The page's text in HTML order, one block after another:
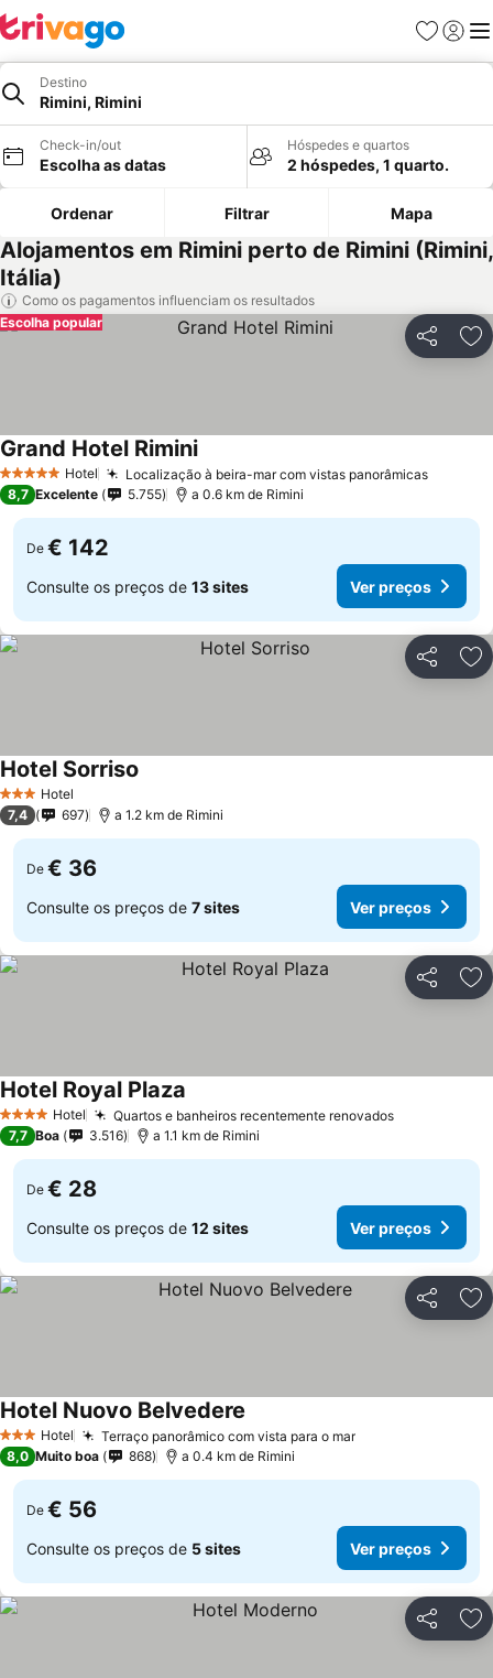
Favoritos
Iniciar
Destino
Rimini, Rimini
Check-in/out
Escolha as datas
Hóspedes e quartos
2 hóspedes, 1 quarto.
Ordenar Filtrar Mapa
Alojamentos em Rimini perto de Rimini (Rimini,
Itália)
Como os pagamentos influenciam os resultados
Partilhar
Escolha popular
5 Estrelas Hotel Localização à beira-mar com vistas panorâmicas
Grand Hotel Rimini
8,7 Excelente 5.755 a 0.6 km de Rimini
De € 142
Consulte os preços de 13 sites Ver preços
Partilhar
3 EstrelasHotel
Hotel Sorriso
7,4 697 a 1.2 km de Rimini
De € 36
Consulte os preços de 7 sites Ver preços
Partilhar
4 EstrelasHotel Quartos e banheiros recentemente renovados
Hotel Royal Plaza
7,7 Boa 3.516 a 1.1 km de Rimini
De € 28
Consulte os preços de 12 sites Ver preços
Partilhar
3 EstrelasHotel Terraço panorâmico com vista para o mar
Hotel Nuovo Belvedere
8,0 Muito boa 868 a 0.4 km de Rimini
De € 56
Consulte os preços de 5 sites Ver preços
Partilhar